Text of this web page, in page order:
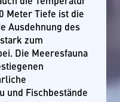
Meter Tiefe ist die
Ausdehnung des
zum
Die Meeresfauna
und Fischbestände